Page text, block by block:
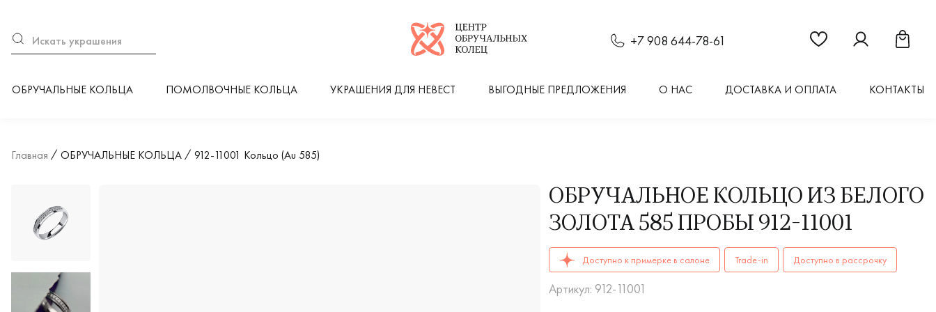
Логотип компании
+7 908 644-78-61 Ссылка на страницу
Ссылка наСсылка
ОБРУЧАЛЬНЫЕ КОЛЬЦА ПОМОЛВОЧНЫЕ КОЛЬЦА УКРАШЕНИЯ ДЛЯ НЕВЕСТ ВЫГОДНЫЕ ПРЕДЛОЖЕНИЯ О НАС ДОСТАВКА И ОПЛАТА КОНТАКТЫ
Главная ОБРУЧАЛЬНЫЕ КОЛЬЦА 912-11001 Кольцо (Au 585)
ОБРУЧАЛЬНОЕ КОЛЬЦО ИЗ БЕЛОГО
ЗОЛОТА 585 ПРОБЫ 912-11001
ОБРУЧАЛЬНЫЕ КОЛЬЦА женские 912-11001 AU 585 купить в Иркутске. ✔️
Доступно к примерке в салоне Trade-in Доступно в рассрочку
Артикул: 912-11001